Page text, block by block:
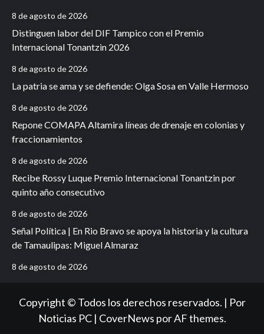
8 de agosto de 2026
Distinguen labor del DIF Tampico con el Premio
Internacional Tonantzin 2026
8 de agosto de 2026
La patria se ama y se defiende: Olga Sosa en Valle Hermoso
8 de agosto de 2026
Repone COMAPA Altamira líneas de drenaje en colonias y
fraccionamientos
8 de agosto de 2026
Recibe Rossy Luque Premio Internacional Tonantzin por
quinto año consecutivo
8 de agosto de 2026
Señal Política | En Rio Bravo se apoya la historia y la cultura
de Tamaulipas: Miguel Almaraz
8 de agosto de 2026
Copyright © Todos los derechos reservados. | Por
Noticias PC | CoverNews por AF themes.